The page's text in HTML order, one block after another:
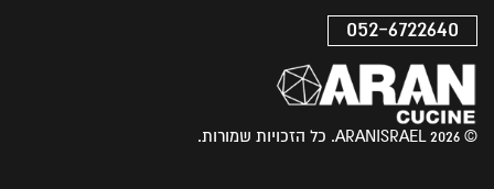
052-6722640
© 2026 ARANISRAEL. כל הזכויות שמורות.